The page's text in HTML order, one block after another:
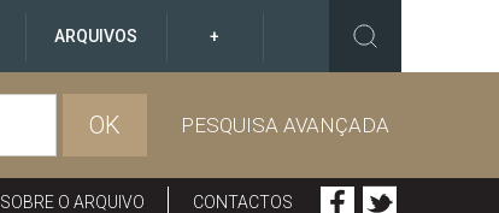
ARQUIVOS +
OK PESQUISA AVANÇADA
SOBRE O ARQUIVO CONTACTOS